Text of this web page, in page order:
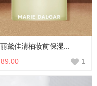
黛佳清柚妆前保湿...
89.00
1